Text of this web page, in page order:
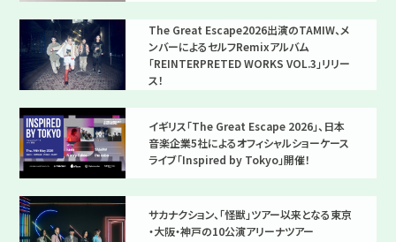
The Great Escape2026出演のTAMIW、メ
ンバーによるセルフRemixアルバム
「REINTERPRETED WORKS VOL.3」リリー
ス！
イギリス「The Great Escape 2026」、日本
音楽企業5社によるオフィシャルショーケース
ライブ「Inspired by Tokyo」開催！
サカナクション、「怪獣」ツアー以来となる東京
・大阪・神戸の10公演アリーナツアー